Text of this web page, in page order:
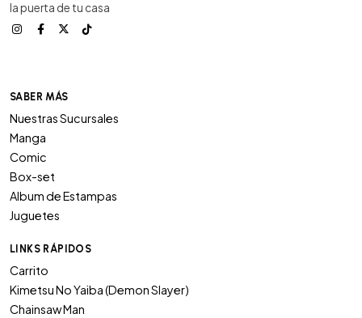
la puerta de tu casa
SABER MÁS
Nuestras Sucursales
Manga
Comic
Box-set
Album de Estampas
Juguetes
LINKS RÁPIDOS
Carrito
Kimetsu No Yaiba (Demon Slayer)
Chainsaw Man